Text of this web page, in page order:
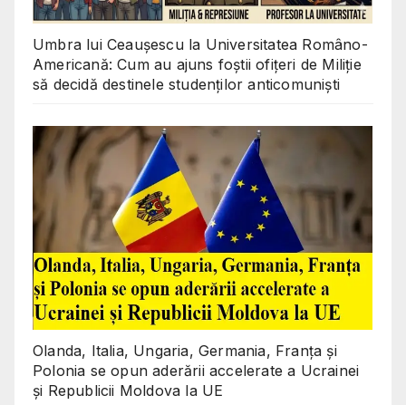
Umbra lui Ceaușescu la Universitatea Româno-
Americană: Cum au ajuns foștii ofițeri de Miliție
să decidă destinele studenților anticomuniști
Olanda, Italia, Ungaria, Germania, Franța și
Polonia se opun aderării accelerate a Ucrainei
și Republicii Moldova la UE